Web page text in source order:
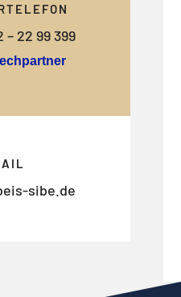
– 22 99 399
sibe.de